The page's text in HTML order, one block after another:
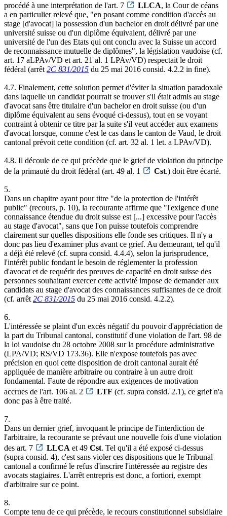
procédé à une interprétation de l'art. 7
LLCA, la Cour de céans
a en particulier relevé que, "en posant comme condition d'accès au
stage [d'avocat] la possession d'un bachelor en droit délivré par une
université suisse ou d'un diplôme équivalent, délivré par une
université de l'un des Etats qui ont conclu avec la Suisse un accord
de reconnaissance mutuelle de diplômes", la législation vaudoise (cf.
art. 17 aLPAv/VD et art. 21 al. 1 LPAv/VD) respectait le droit
fédéral (arrêt 2C 831/2015 du 25 mai 2016 consid. 4.2.2 in fine).
4.7. Finalement, cette solution permet d'éviter la situation paradoxale
dans laquelle un candidat pourrait se trouver s'il était admis au stage
d'avocat sans être titulaire d'un bachelor en droit suisse (ou d'un
diplôme équivalent au sens évoqué ci-dessus), tout en se voyant
contraint à obtenir ce titre par la suite s'il veut accéder aux examens
d'avocat lorsque, comme c'est le cas dans le canton de Vaud, le droit
cantonal prévoit cette condition (cf. art. 32 al. 1 let. a LPAv/VD).
4.8. Il découle de ce qui précède que le grief de violation du principe
de la primauté du droit fédéral (art. 49 al. 1
Cst.) doit être écarté.
5.
Dans un chapitre ayant pour titre "de la protection de l'intérêt
public" (recours, p. 10), la recourante affirme que "l'exigence d'une
connaissance étendue du droit suisse est [...] excessive pour l'accès
au stage d'avocat", sans que l'on puisse toutefois comprendre
clairement sur quelles dispositions elle fonde ses critiques. Il n'y a
donc pas lieu d'examiner plus avant ce grief. Au demeurant, tel qu'il
a déjà été relevé (cf. supra consid. 4.4.4), selon la jurisprudence,
l'intérêt public fondant le besoin de réglementer la profession
d'avocat et de requérir des preuves de capacité en droit suisse des
personnes souhaitant exercer cette activité impose de demander aux
candidats au stage d'avocat des connaissances suffisantes de ce droit
(cf. arrêt 2C 831/2015 du 25 mai 2016 consid. 4.2.2).
6.
L'intéressée se plaint d'un excès négatif du pouvoir d'appréciation de
la part du Tribunal cantonal, constitutif d'une violation de l'art. 98 de
la loi vaudoise du 28 octobre 2008 sur la procédure administrative
(LPA/VD; RS/VD 173.36). Elle n'expose toutefois pas avec
précision en quoi cette disposition de droit cantonal aurait été
appliquée de manière arbitraire ou contraire à un autre droit
fondamental. Faute de répondre aux exigences de motivation
accrues de l'art. 106 al. 2
LTF (cf. supra consid. 2.1), ce grief n'a
donc pas à être traité.
7.
Dans un dernier grief, invoquant le principe de l'interdiction de
l'arbitraire, la recourante se prévaut une nouvelle fois d'une violation
des art. 7
LLCA et 49 Cst. Tel qu'il a été exposé ci-dessus
(supra consid. 4), c'est sans violer ces dispositions que le Tribunal
cantonal a confirmé le refus d'inscrire l'intéressée au registre des
avocats stagiaires. L'arrêt entrepris est donc, a fortiori, exempt
d'arbitraire sur ce point.
8.
Compte tenu de ce qui précède, le recours constitutionnel subsidiaire